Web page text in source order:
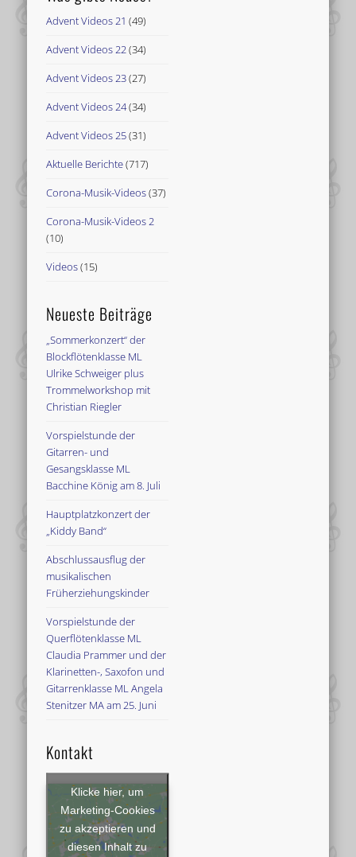
Advent Videos 21 (49)
Advent Videos 22(34)
Advent Videos 23(27)
Advent Videos 24(34)
Advent Videos 25(31)
Aktuelle Berichte(717)
Corona-Musik-Videos(37)
Corona-Musik-Videos 2
(10)
Videos(15)
Neueste Beiträge
„Sommerkonzert“ der
Blockflötenklasse ML
Ulrike Schweiger plus
Trommelworkshop mit
Christian Riegler
Vorspielstunde der
Gitarren- und
Gesangsklasse ML
Bacchine König am 8. Juli
Hauptplatzkonzert der
„Kiddy Band“
Abschlussausflug der
musikalischen
Früherziehungskinder
Vorspielstunde der
Querflötenklasse ML
Claudia Prammer und der
Klarinetten-, Saxofon und
Gitarrenklasse ML Angela
Stenitzer MA am 25. Juni
Kontakt
Klicke hier, um
Marketing-Cookies
zu akzeptieren und
diesen Inhalt zu